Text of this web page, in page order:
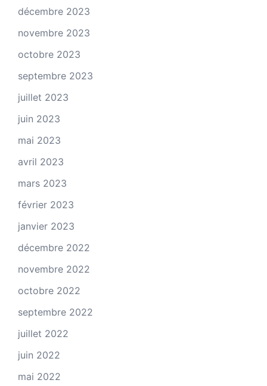
décembre 2023
novembre 2023
octobre 2023
septembre 2023
juillet 2023
juin 2023
mai 2023
avril 2023
mars 2023
février 2023
janvier 2023
décembre 2022
novembre 2022
octobre 2022
septembre 2022
juillet 2022
juin 2022
mai 2022